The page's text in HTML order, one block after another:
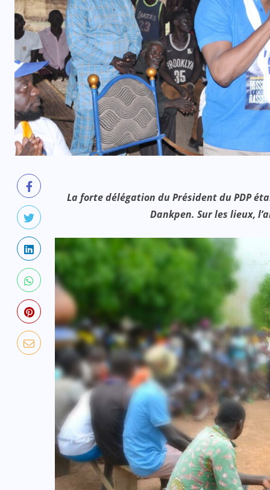
La forte délégation du Président du PDP
Dankpen. Sur les lieux,